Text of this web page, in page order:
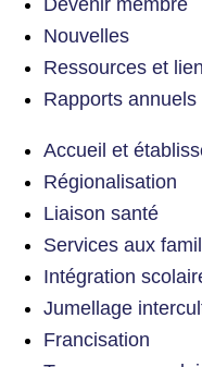
Nouvelles
Ressources et
Rapports annuels
Accueil et
Régionalisation
Liaison santé
Services aux
Intégration
Jumellage
Francisation